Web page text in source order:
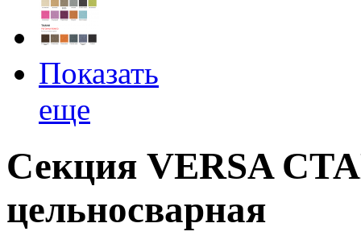
Показать
еще
Секция VERSA
цельносварная